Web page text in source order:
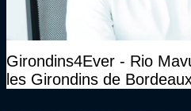
Girondins4Ever - Rio
les Girondins de